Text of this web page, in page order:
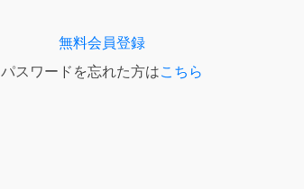
無料会員登録
パスワードを忘れた方はこちら